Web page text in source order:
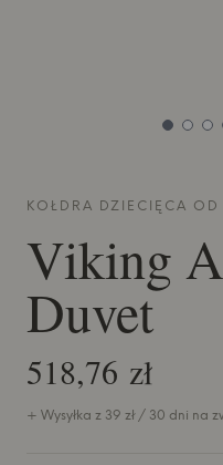
KOŁDRA DZIECIĘCA OD
Viking
Duvet
518,76 zł
+ Wysyłka z 39 zł / 30 dni na